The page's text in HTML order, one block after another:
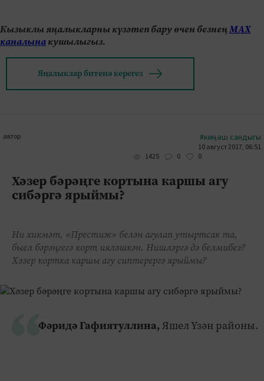
Кызыклы яңалыкларны күзәтеп бару өчен безнеңМАХ
каналынакушылыгыз.
Яңалыклар битенә керегез
автор #киңәш сандыгы
10 август 2017, 06:51
1425
0 0
Хәзер бәрәңге кортына каршы агу
сибәргә ярыймы?
Ни хикмәт, «Престиж» белән агулап утыртсак та,
быел бәрәңгегә корт ияләшкән. Нишләргә дә белмибез?
Хәзер кортка каршы агу сиптерергә ярыймы?
Фәридә Гафиятуллина, Яшел Үзән районы.